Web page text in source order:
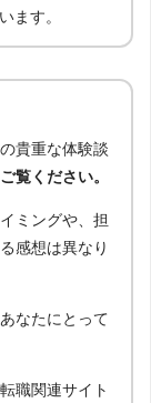
ます。
貴重な体験談
覧ください。
ミングや、担
感想は異なり
なたにとって
職関連サイト